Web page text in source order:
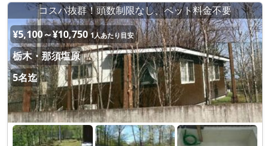
コスパ抜群！頭数制限なし、ペット料金不要
¥5,100～¥10,750 1人あたり目安
栃木・那須塩原
5名迄